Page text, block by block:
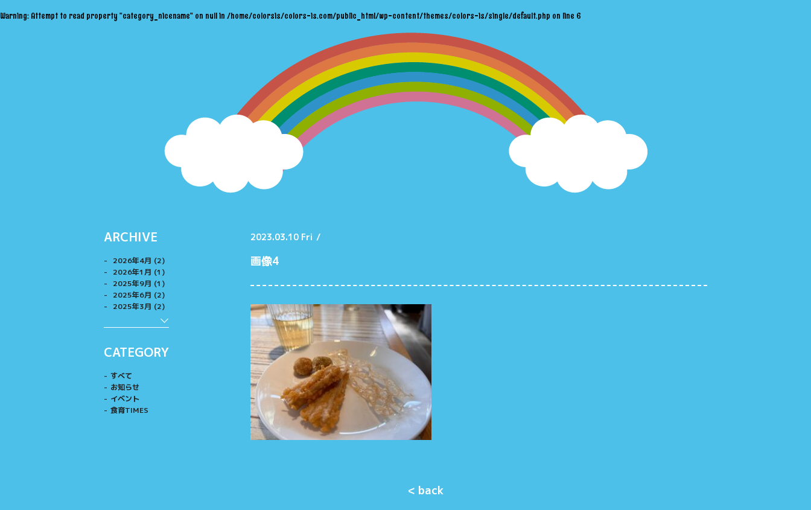
Warning: Attempt to read property "category_nicename" on null in /home/colorsis/colors-is.com/public_html/wp-content/themes/colors-is/single/default.php on line 6
ARCHIVE
2026年4月 (2)
2026年1月 (1)
2025年9月 (1)
2025年6月 (2)
2025年3月 (2)
CATEGORY
すべて
お知らせ
イベント
食育TIMES
2023.03.10 Fri /
画像4
< back